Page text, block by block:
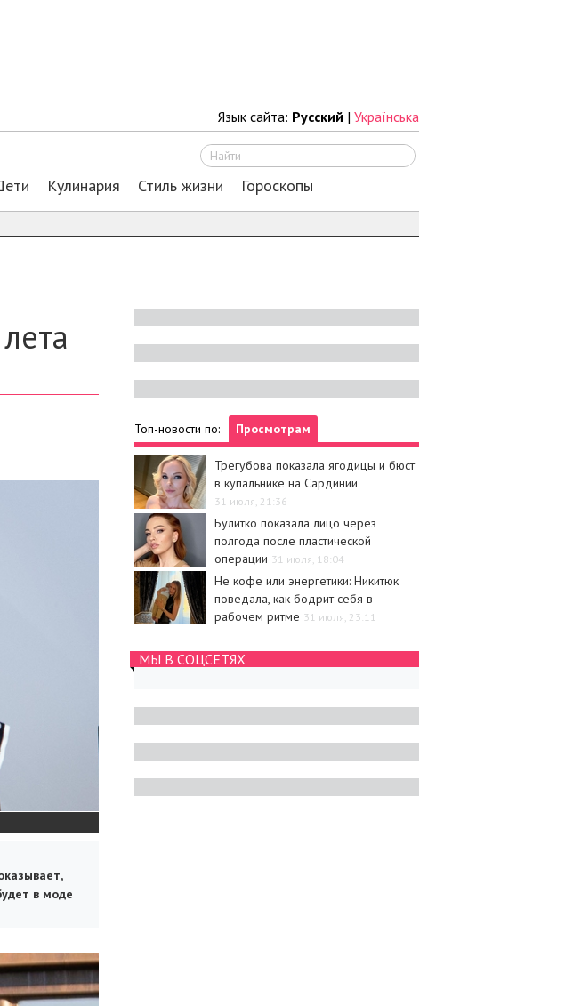
Язык сайта: Русский | Українська
Кулинария Стиль жизни Гороскопы
в моде
Топ-новости по: Просмотрам
Трегубова показала ягодицы и бюст
в купальнике на Сардинии
31 июля, 21:36
Булитко показала лицо через
полгода после пластической
операции 31 июля, 18:04
Не кофе или энергетики: Никитюк
поведала, как бодрит себя в
рабочем ритме 31 июля, 23:11
МЫ В СОЦСЕТЯХ